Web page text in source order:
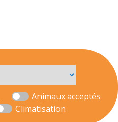
Animaux acceptés
Climatisation